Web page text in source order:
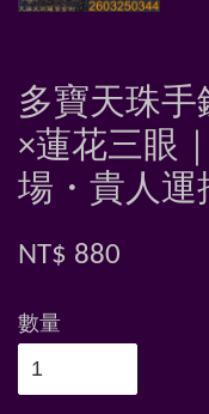
多寶天珠手
×蓮花三眼
場・貴人運
NT$ 880
數量